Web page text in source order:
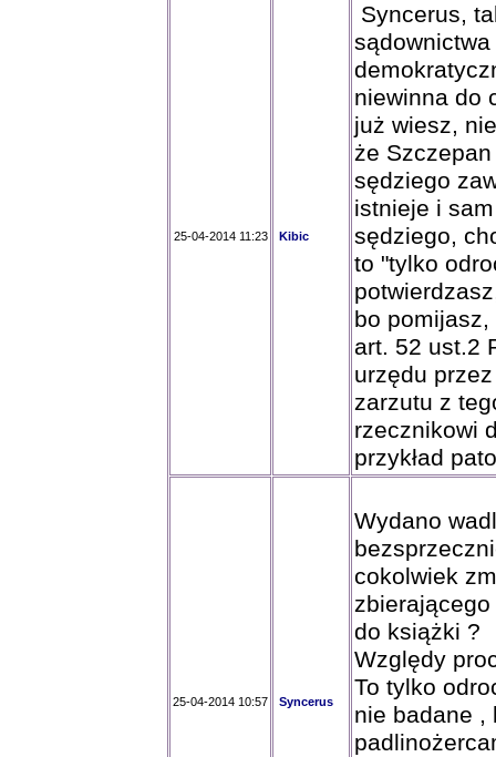
25-04-2014 11:23 Kibic
Syncerus,
niewinna do
już wiesz,
że
sędziego
istnieje i
sędziego,
to "tylko
bo
art. 52 ust.2
urzędu
zarzutu z
rzecznikowi
przykład
25-04-2014 10:57 Syncerus
Wydano
cokolwiek
do książki ?
Względy
To tylko
nie badane ,